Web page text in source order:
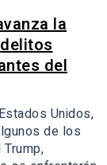
la
del
Unidos,
de los